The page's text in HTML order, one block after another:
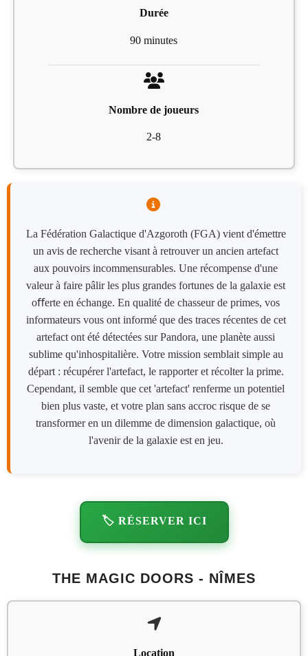
Durée
90 minutes
Nombre de joueurs
2-8
La Fédération Galactique d'Azgoroth (FGA) vient d'émettre
un avis de recherche visant à retrouver un ancien artefact
aux pouvoirs incommensurables. Une récompense d'une
valeur à faire pâlir les plus grandes fortunes de la galaxie est
oﬀerte en échange. En qualité de chasseur de primes, vos
informateurs vous ont informé que des traces récentes de cet
artefact ont été détectées sur Pandora, une planète aussi
sublime qu'inhospitalière. Votre mission semblait simple au
départ : récupérer l'artefact, le rapporter et récolter la prime.
Cependant, il semble que cet 'artefact' renferme un potentiel
bien plus vaste, et votre plan sans accroc risque de se
transformer en un dilemme de dimension galactique, où
l'avenir de la galaxie est en jeu.
🏷️ RÉSERVER ICI
THE MAGIC DOORS - NÎMES
Location